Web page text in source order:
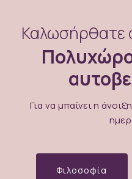
Καλωσήρθατε
Για να μπαίνει η
Φιλοσοφία